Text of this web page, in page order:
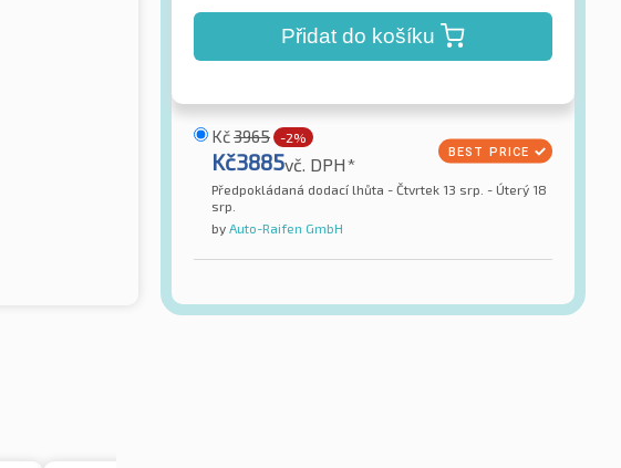
Přidat do košíku
Kč3965 -2%
Kč3885vč. DPH*
Předpokládaná dodací lhůta - Čtvrtek 13 srp. - Úterý 18
srp.
by Auto-Raifen GmbH